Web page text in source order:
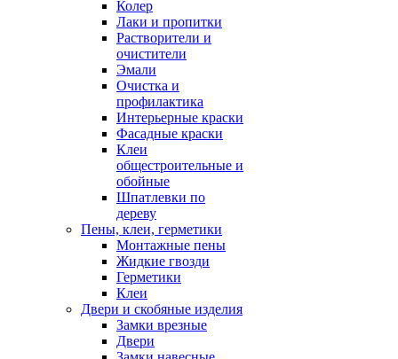
Колер
Лаки и пропитки
Растворители и
очистители
Эмали
Очистка и
профилактика
Интерьерные краски
Фасадные краски
Клеи
общестроительные и
обойные
Шпатлевки по
дереву
Пены, клеи, герметики
Монтажные пены
Жидкие гвозди
Герметики
Клеи
Двери и скобяные изделия
Замки врезные
Двери